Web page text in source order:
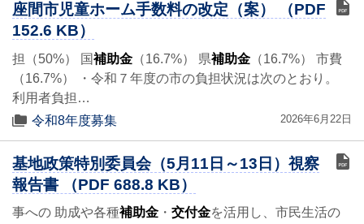
座間市児童ホーム手数料の改定（案） （PDF
152.6 KB）
担（50%） 国補助金 （16.7%） 県補助金 （16.7%） 市費
（16.7%） ・令和７年度の市の負担状況は次のとおり。
利用者負担…
令和8年度募集
2026年6月22日
基地政策特別委員会（5月11日～13日）視察
報告書 （PDF 688.8 KB）
事への 助成や各種補助金 ・ 交付金を活用し、市民生活の